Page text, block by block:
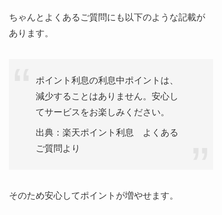
ちゃんとよくあるご質問にも以下のような記載が
あります。
ポイント利息の利息中ポイントは、
減少することはありません。安心し
てサービスをお楽しみください。
出典：楽天ポイント利息 よくある
ご質問より
そのため安心してポイントが増やせます。